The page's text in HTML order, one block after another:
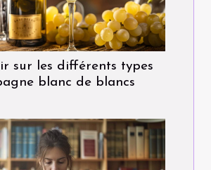
sur les différents types
blanc de blancs